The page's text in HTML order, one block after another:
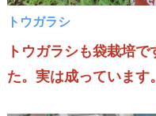
トウガラシ
トウガラシも袋栽培
た。実は成っています。